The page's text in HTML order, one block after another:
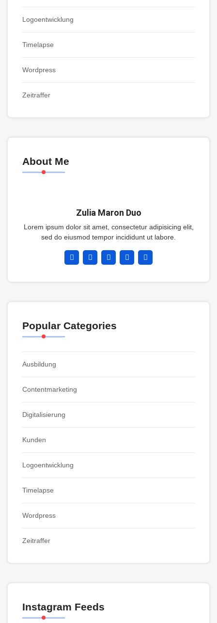
Logoentwicklung
Timelapse
Wordpress
Zeitraffer
About Me
Zulia Maron Duo
Lorem ipsum dolor sit amet, consectetur adipisicing elit,
sed do eiusmod tempor incididunt ut labore.
Popular Categories
Ausbildung
Contentmarketing
Digitalisierung
Kunden
Logoentwicklung
Timelapse
Wordpress
Zeitraffer
Instagram Feeds